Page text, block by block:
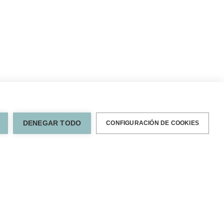
DENEGAR TODO CONFIGURACIÓN DE COOKIES